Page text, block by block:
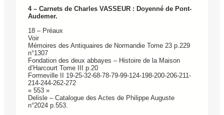
4 – Carnets de Charles VASSEUR : Doyenné de Pont-
Audemer.
18 – Préaux
Voir
Mémoires des Antiquaires de Normandie Tome 23 p.229
n°1307
Fondation des deux abbayes – Histoire de la Maison
d’Harcourt Tome III p.20
Formeville II 19-25-32-68-78-79-99-124-198-200-206-211-
214-244-262-272
« 553 »
Delisle – Catalogue des Actes de Philippe Auguste
n°2024 p.553.